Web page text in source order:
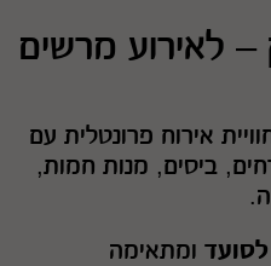
– לאירוע מרשים
אירוח פרונטלית עם
ביסים, מנות חמות,
ומתאימה